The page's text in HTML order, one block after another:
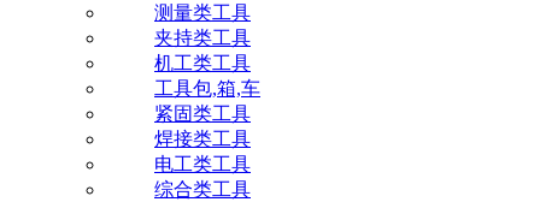
测量类工具
夹持类工具
机工类工具
工具包,箱,车
紧固类工具
焊接类工具
电工类工具
综合类工具